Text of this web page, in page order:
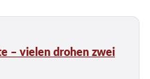
– vielen drohen zwei